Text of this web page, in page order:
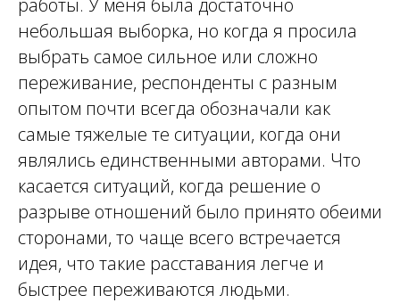
работы. У меня была достаточно
небольшая выборка, но когда я просила
выбрать самое сильное или сложно
переживание, респонденты с разным
опытом почти всегда обозначали как
самые тяжелые те ситуации, когда они
являлись единственными авторами. Что
касается ситуаций, когда решение о
разрыве отношений было принято обеими
сторонами, то чаще всего встречается
идея, что такие расставания легче и
быстрее переживаются людьми.